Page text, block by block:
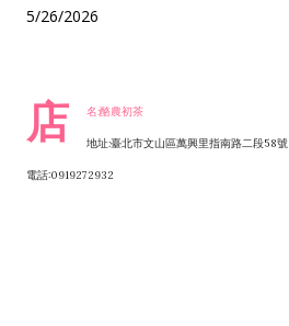
5/26/2026
店 名:酪農初茶
地址:臺北市文山區萬興里指南路二段58號
電話:0919272932